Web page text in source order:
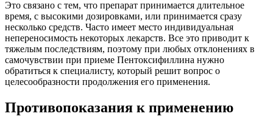
Это связано с тем, что препарат принимается длительное
время, с высокими дозировками, или принимается сразу
несколько средств. Часто имеет место индивидуальная
непереносимость некоторых лекарств. Все это приводит к
тяжелым последствиям, поэтому при любых отклонениях в
самочувствии при приеме Пентоксифиллина нужно
обратиться к специалисту, который решит вопрос о
целесообразности продолжения его применения.
Противопоказания к применению